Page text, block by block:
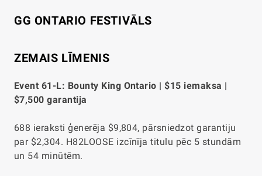
GG ONTARIO FESTIVĀLS
ZEMAIS LĪMENIS
Event 61-L: Bounty King Ontario | $15 iemaksa |
$7,500 garantija
688 ieraksti ģenerēja $9,804, pārsniedzot garantiju
par $2,304. H82LOOSE izcīnīja titulu pēc 5 stundām
un 54 minūtēm.